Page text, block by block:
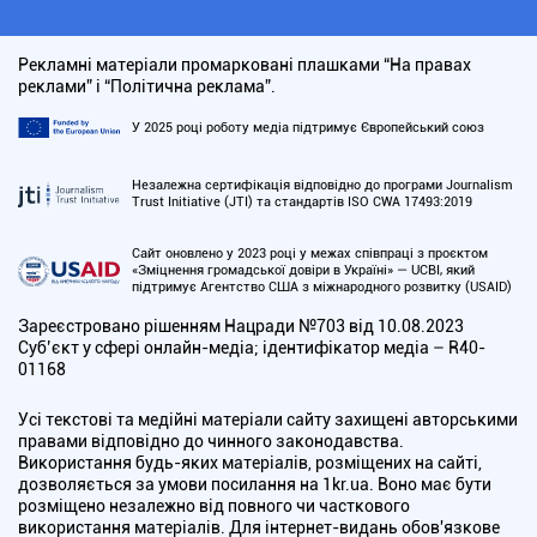
Рекламні матеріали промарковані плашками “На правах
реклами” і “Політична реклама”.
У 2025 році роботу медіа підтримує Європейський союз
Незалежна сертифікація відповідно до програми Journalism
Trust Initiative (JTI) та стандартів ISO CWA 17493:2019
Сайт оновлено у 2023 році у межах співпраці з проєктом
«Зміцнення громадської довіри в Україні» — UCBI, який
підтримує Агентство США з міжнародного розвитку (USAID)
Зареєстровано рішенням Нацради №703 від 10.08.2023
Cуб’єкт у сфері онлайн-медіа; ідентифікатор медіа – R40-
01168
Усі текстові та медійні матеріали сайту захищені авторськими
правами відповідно до чинного законодавства.
Використання будь-яких матеріалів, розміщених на сайті,
дозволяється за умови посилання на 1kr.ua. Воно має бути
розміщено незалежно від повного чи часткового
використання матеріалів. Для інтернет-видань обов'язкове